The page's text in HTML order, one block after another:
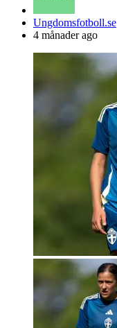
Posted
by
Ungdomsfotboll.se
4 månader ago